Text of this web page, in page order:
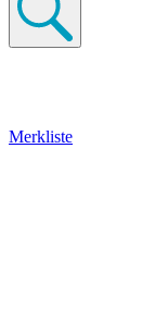
Merkliste